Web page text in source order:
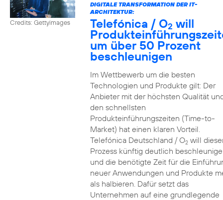
Credits: Gettyimages
DIGITALE TRANSFORMATION DER IT-
ARCHITEKTUR:
Telefónica / O2 will
um über 50 Prozent
beschleunigen
Im Wettbewerb um die besten
Technologien und Produkte gilt: Der
Anbieter mit der höchsten Qualität
den schnellsten
Produkteinführungszeiten (Time-to-
Market) hat einen klaren Vorteil.
Telefónica Deutschland / O2will
Prozess künftig deutlich
und die benötigte Zeit für die
neuer Anwendungen und Produkte
als halbieren. Dafür setzt das
Unternehmen auf eine grundlegende